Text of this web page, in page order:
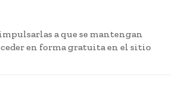
a que se mantengan
en forma gratuita en el sitio